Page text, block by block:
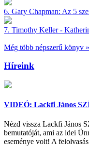
6. Gary Chapman: Az 5
7. Timothy Keller -
Még több népszerű könyv »
Híreink
VIDEÓ: Lackfi János
Nézd vissza Lackfi János
bemutatóját, ami az idei
eseménye volt! A